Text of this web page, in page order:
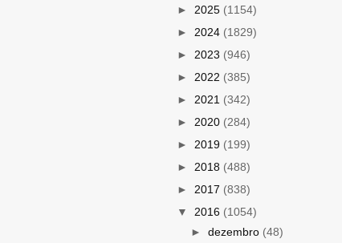
► 2025 (1154)
► 2024 (1829)
► 2023 (946)
► 2022 (385)
► 2021 (342)
► 2020 (284)
► 2019 (199)
► 2018 (488)
► 2017 (838)
▼ 2016 (1054)
► dezembro (48)